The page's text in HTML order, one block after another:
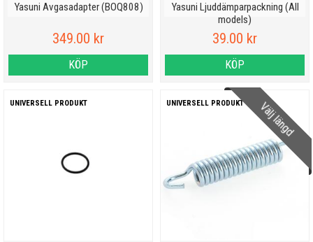
Yasuni Avgasadapter (BOQ808)
349.00 kr
KÖP
Yasuni Ljuddämparpackning (All
models)
39.00 kr
KÖP
UNIVERSELL PRODUKT Välj längd
UNIVERSELL PRODUKT